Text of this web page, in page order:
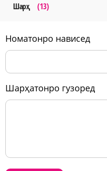
Шарҳ (13)
номатонро нависед
шарҳатонро гузоред